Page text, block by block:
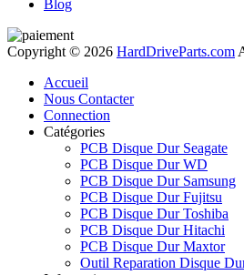
Blog
Copyright © 2026 HardDriveParts.com
Accueil
Nous Contacter
Connection
Catégories
PCB Disque Dur Seagate
PCB Disque Dur WD
PCB Disque Dur Samsung
PCB Disque Dur Fujitsu
PCB Disque Dur Toshiba
PCB Disque Dur Hitachi
PCB Disque Dur Maxtor
Outil Reparation Disque